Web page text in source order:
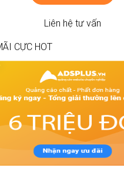
Liên hệ tư vấn
CỰC HOT